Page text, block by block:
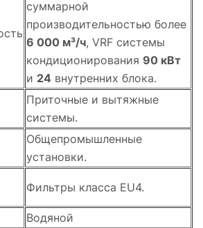
суммарной
производительностью более
6 000 м³/ч, VRF системы
кондиционирования90 кВт
и 24 внутренних блока.
Приточные и вытяжные
системы.
Общепромышленные
установки.
Фильтры класса EU4.
Водяной